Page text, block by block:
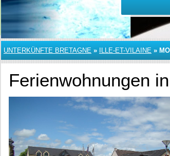
UNTERKÜNFTE BRETAGNE » ILLE-ET-VILAINE »
Ferienwohnungen